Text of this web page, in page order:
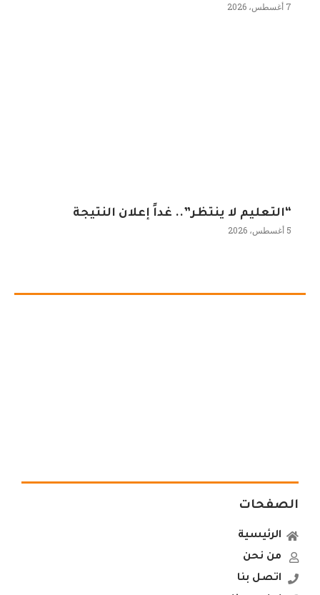
7 أغسطس، 2026
“التعليم لا ينتظر”.. غداً إعلان النتيجة
5 أغسطس، 2026
الصفحات
الرئيسية
من نحن
اتصل بنا